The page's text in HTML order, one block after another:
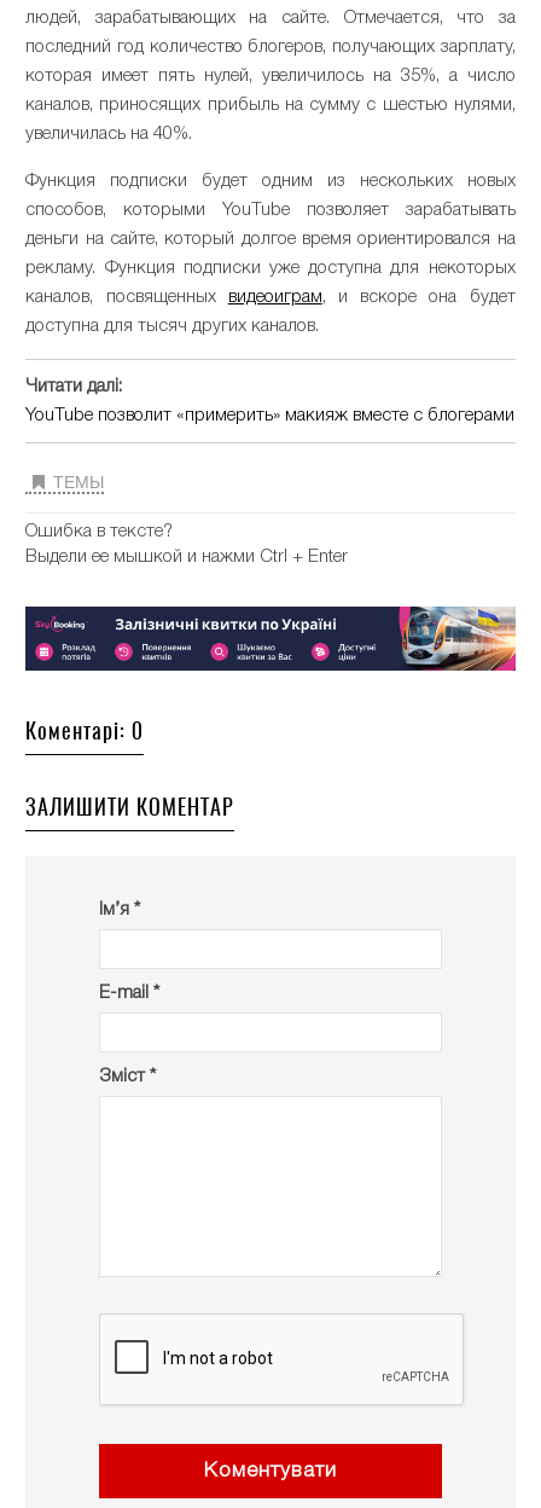
людей, зарабатывающих на сайте. Отмечается, что за
последний год количество блогеров, получающих зарплату,
которая имеет пять нулей, увеличилось на 35%, а число
каналов, приносящих прибыль на сумму с шестью нулями,
увеличилась на 40%.
Функция подписки будет одним из нескольких новых
способов, которыми YouTube позволяет зарабатывать
деньги на сайте, который долгое время ориентировался на
рекламу. Функция подписки уже доступна для некоторых
каналов, посвященных видеоиграм, и вскоре она будет
доступна для тысяч других каналов.
Читати далі:
YouTube позволит «примерить» макияж вместе с блогерами
ТЕМЫ
Ошибка в тексте?
Выдели ее мышкой и нажми Ctrl + Enter
Коментарі: 0
ЗАЛИШИТИ КОМЕНТАР
Ім’я *
E-mail *
Зміст *
Коментувати